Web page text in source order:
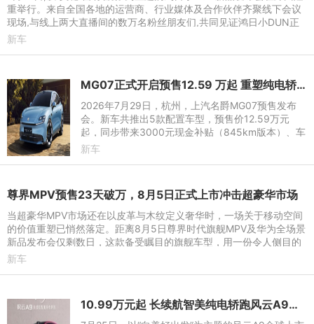
重举行。来自全国各地的运营商、行业媒体及合作伙伴齐聚线下会议
现场,与线上两大直播间的数万名粉丝朋友们,共同见证鸿日小DUN正
式亮相的历史性时刻。
新车
MG07正式开启预售12.59 万起 重塑纯电轿跑市场新标杆
2026年7月29日，杭州，上汽名爵MG07预售发布
会。新车共推出5款配置车型，预售价12.59万元
起，同步带来3000元现金补贴（845km版本）、车
漆配色免费选、高阶辅助驾驶免费送等诸多小订权
新车
尊界MPV预售23天破万，8月5日正式上市冲击超豪华市场
当超豪华MPV市场还在以皮革与木纹定义奢华时，一场关于移动空间
的价值重塑已悄然落定。距离8月5日尊界时代旗舰MPV及华为全场景
新品发布会仅剩数日，这款备受瞩目的旗舰车型，用一份令人侧目的
预售成绩单提前引爆了市
新车
10.99万元起 长续航智美纯电轿跑风云A9全球上市